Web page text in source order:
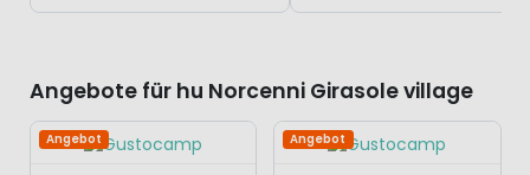
Angebote für hu Norcenni Girasole village
Angebot Angebot